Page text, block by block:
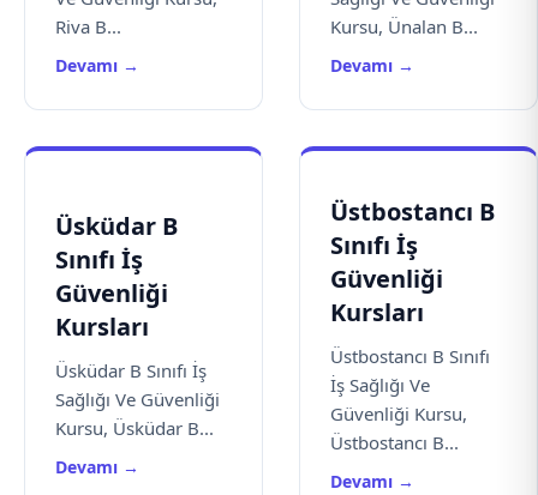
Riva B...
Devamı →
Kursu, Ünalan B...
Devamı →
Üsküdar B
Sınıfı İş
Güvenliği
Kursları
Üsküdar B Sınıfı İş
Sağlığı Ve Güvenliği
Kursu, Üsküdar B...
Devamı →
Üstbostancı B
Sınıfı İş
Güvenliği
Kursları
Üstbostancı B Sınıfı
İş Sağlığı Ve
Güvenliği Kursu,
Üstbostancı B...
Devamı →